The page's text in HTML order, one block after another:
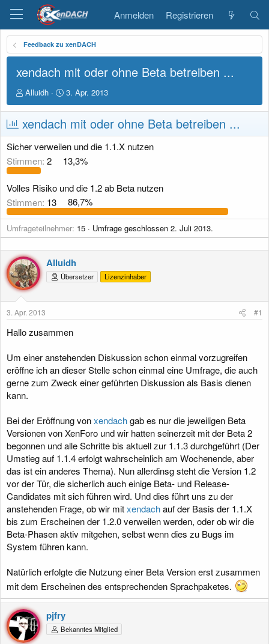
Anmelden Registrieren
Feedback zu xenDACH
xendach mit oder ohne Beta betreiben ...
E
r
s
t
e
l
e
r
Alluidh
E
r
s
t
e
l
l
t
m
3. Apr. 2013
xendach mit oder ohne Beta betreiben ...
Sicher verweilen und die 1.1.X nutzen
Stimmen: 2 13,3%
Volles Risiko und die 1.2 ab Beta nutzen
Stimmen: 13 86,7%
Umfrageteilnehmer 15 Umfrage geschlossen 2. Juli 2013.
Alluidh
Übersetzer Lizenzinhaber
3. Apr. 2013 #1
Hallo zusammen
Um einer anstehenden Diskussion schon einmal vorzugreifen
eröffne ich an dieser Stelle schon einmal eine Umfrage, die auch
gerne zum Zweck einer geführten Diskussion als Basis dienen
kann.
Bei der Eröffnung vonxendachgab es nur die jeweiligen Beta
Versionen von XenForo und wir hatten seinerzeit mit der Beta 2
begonnen und alle Schritte bis aktuell zur 1.1.3 durchgeführt (Der
Umstieg auf 1.1.4 erfolgt wahrscheinlich am Wochenende, aber
das ist ein anderes Thema). Nun allerdinsg steht die Version 1.2
vor der Tür, die sicherlich auch einige Beta- und Release-
Candidates mit sich führen wird. Und dies führt uns zu der
anstehenden Frage, ob wir mitxendachauf der Basis der 1.1.X
bis zum Erscheinen der 1.2.0 verweilen werden, oder ob wir die
Beta-Phasen aktiv mitgehen, selbst wenn dies zu Bugs im
System führen kann.
Natürlich erfolgte die Nutzung einer Beta Version erst zusammen
mit dem Erscheinen des entsprechenden Sprachpaketes.
pjfry
Bekanntes Mitglied